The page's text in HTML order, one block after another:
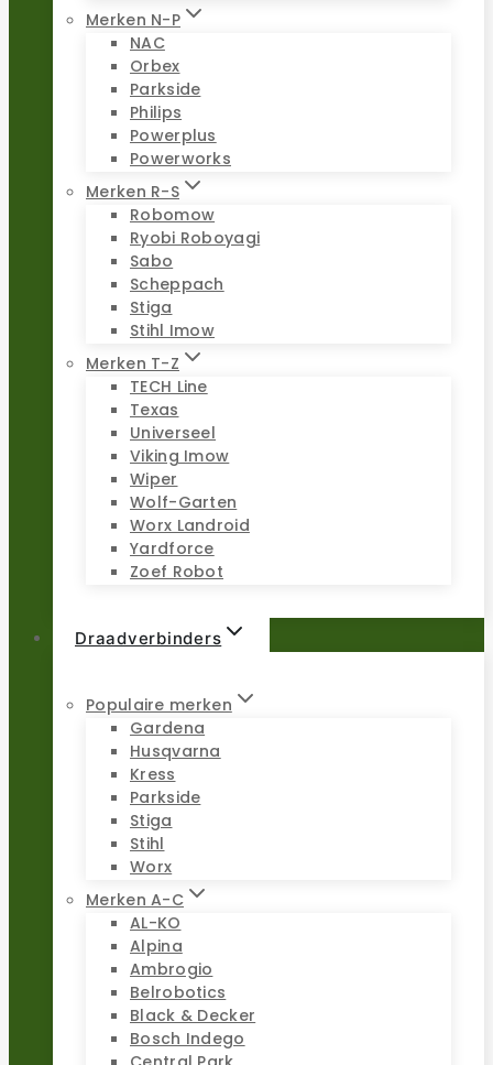
Merken N-P
NAC
Orbex
Parkside
Philips
Powerplus
Powerworks
Merken R-S
Robomow
Ryobi Roboyagi
Sabo
Scheppach
Stiga
Stihl Imow
Merken T-Z
TECH Line
Texas
Universeel
Viking Imow
Wiper
Wolf-Garten
Worx Landroid
Yardforce
Zoef Robot
Draadverbinders
Populaire merken
Gardena
Husqvarna
Kress
Parkside
Stiga
Stihl
Worx
Merken A-C
AL-KO
Alpina
Ambrogio
Belrobotics
Black & Decker
Bosch Indego